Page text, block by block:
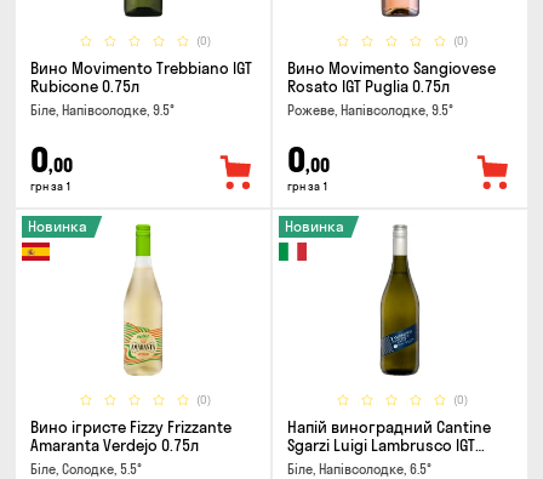
(0)
Вино Movimento Trebbiano IGT
Rubicone 0.75л
Біле, Напівсолодке, 9.5°
0,00
грн за 1
(0)
Вино Movimento Sangiovese
Rosato IGT Puglia 0.75л
Рожеве, Напівсолодке, 9.5°
0,00
грн за 1
(0)
Новинка
Вино ігристе Fizzy Frizzante
Amaranta Verdejo 0.75л
Біле, Солодке, 5.5°
(0)
Новинка
Напій виноградний Cantine
Sgarzi Luigi Lambrusco IGT
Emilia Bianca Frizziante 0.75л
Біле, Напівсолодке, 6.5°